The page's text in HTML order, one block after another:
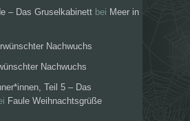
– Das Gruselkabinett bei Meer in
Nachwuchs
Nachwuchs
Teil 5 – Das
Faule Weihnachtsgrüße